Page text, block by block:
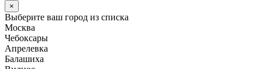
×
Выберите ваш город из списка
Москва
Чебоксары
Апрелевка
Балашиха